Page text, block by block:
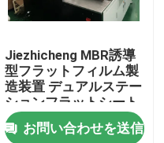
Jiezhicheng MBR誘導
型フラットフィルム製
造装置 デュアルステー
ションフラットシート
メンブレン溶接機
GLM009
お問い合わせを送信